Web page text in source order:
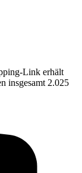
Link erhält
insgesamt 2.025